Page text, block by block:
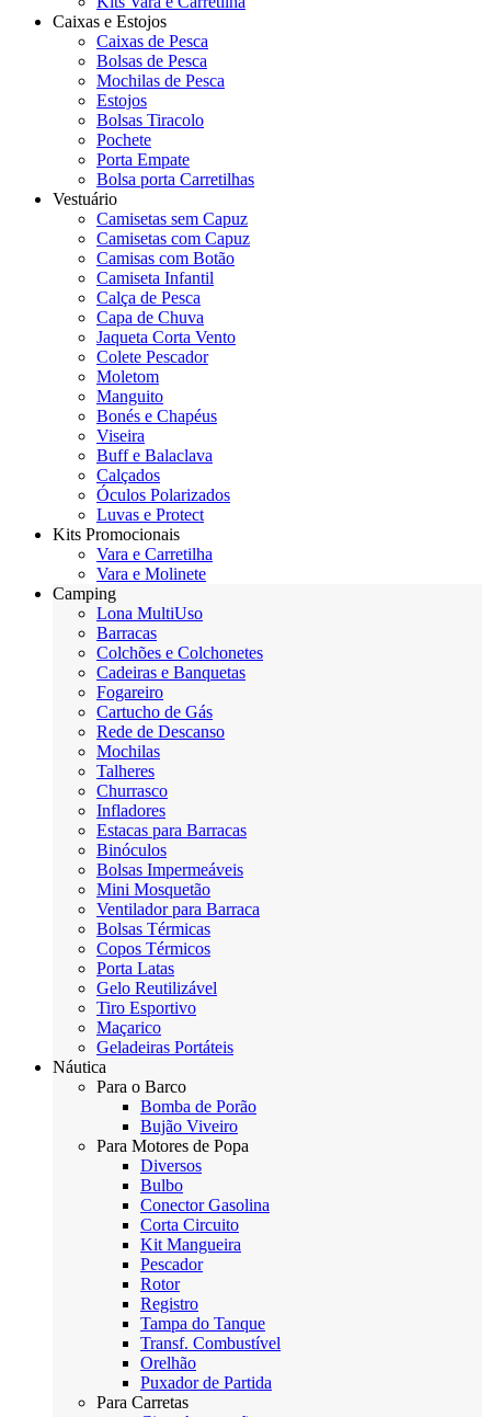
Caixas e Estojos
Caixas de Pesca
Bolsas de Pesca
Mochilas de Pesca
Estojos
Bolsas Tiracolo
Pochete
Porta Empate
Bolsa porta Carretilhas
Vestuário
Camisetas sem Capuz
Camisetas com Capuz
Camisas com Botão
Camiseta Infantil
Calça de Pesca
Capa de Chuva
Jaqueta Corta Vento
Colete Pescador
Moletom
Manguito
Bonés e Chapéus
Viseira
Buff e Balaclava
Calçados
Óculos Polarizados
Luvas e Protect
Kits Promocionais
Vara e Carretilha
Vara e Molinete
Camping
Lona MultiUso
Barracas
Colchões e Colchonetes
Cadeiras e Banquetas
Fogareiro
Cartucho de Gás
Rede de Descanso
Mochilas
Talheres
Churrasco
Infladores
Estacas para Barracas
Binóculos
Bolsas Impermeáveis
Mini Mosquetão
Ventilador para Barraca
Bolsas Térmicas
Copos Térmicos
Porta Latas
Gelo Reutilizável
Tiro Esportivo
Maçarico
Geladeiras Portáteis
Náutica
Para o Barco
Bomba de Porão
Bujão Viveiro
Para Motores de Popa
Diversos
Bulbo
Conector Gasolina
Corta Circuito
Kit Mangueira
Pescador
Rotor
Registro
Tampa do Tanque
Transf. Combustível
Orelhão
Puxador de Partida
Para Carretas